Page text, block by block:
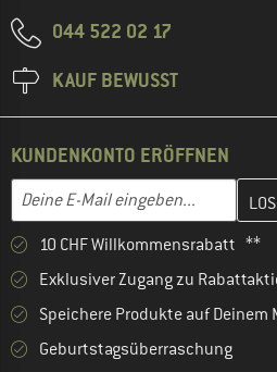
044 522 02 17
KAUF BEWUSST
KUNDENKONTO ERÖFFNEN
E-Mail-Adresse
Gib hier deine E-Mail-Adresse ein
10 CHF Willkommensrabatt **
Exklusiver Zugang zu
Speichere Produkte auf Deinem
Geburtstagsüberraschung